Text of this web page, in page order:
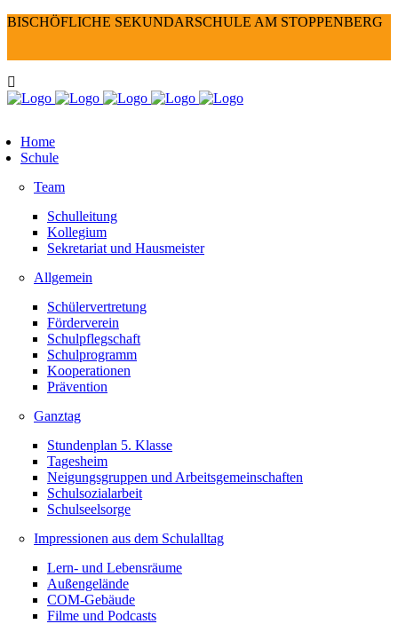
BISCHÖFLICHE SEKUNDARSCHULE AM STOPPENBERG
Home
Schule
Team
Schulleitung
Kollegium
Sekretariat und Hausmeister
Allgemein
Schülervertretung
Förderverein
Schulpflegschaft
Schulprogramm
Kooperationen
Prävention
Ganztag
Stundenplan 5. Klasse
Tagesheim
Neigungsgruppen und Arbeitsgemeinschaften
Schulsozialarbeit
Schulseelsorge
Impressionen aus dem Schulalltag
Lern- und Lebensräume
Außengelände
COM-Gebäude
Filme und Podcasts